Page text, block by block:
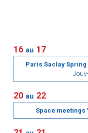
16 au 17
Paris Saclay
20 au 22
Space meetings